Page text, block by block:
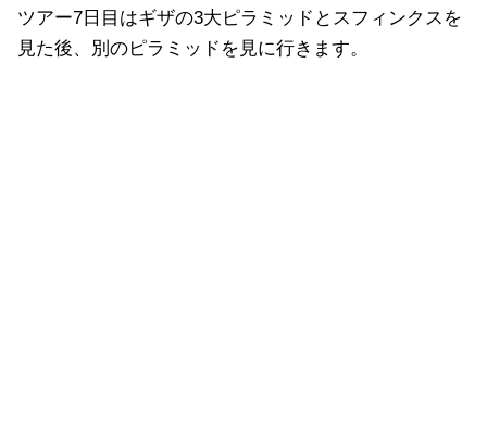
ツアー7日目はギザの3大ピラミッドとスフィンクスを
見た後、別のピラミッドを見に行きます。